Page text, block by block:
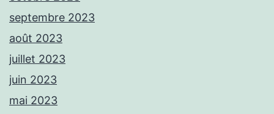
septembre 2023
août 2023
juillet 2023
juin 2023
mai 2023